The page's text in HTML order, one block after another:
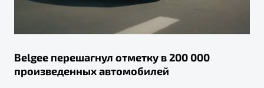
Belgee перешагнул отметку в 200 000
произведенных автомобилей